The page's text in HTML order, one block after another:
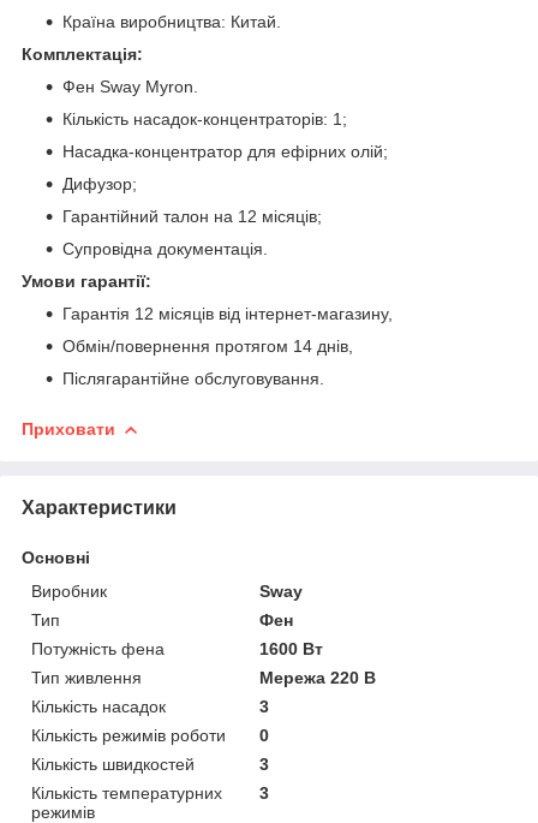
Країна виробництва: Китай.
Комплектація:
Фен Sway Myron.
Кількість насадок-концентраторів: 1;
Насадка-концентратор для ефірних олій;
Дифузор;
Гарантійний талон на 12 місяців;
Супровідна документація.
Умови гарантії:
Гарантія 12 місяців від інтернет-магазину,
Обмін/повернення протягом 14 днів,
Післягарантійне обслуговування.
Приховати
Характеристики
Основні
Виробник
Sway
Тип
Фен
Потужність фена
1600 Вт
Тип живлення
Мережа 220 В
Кількість насадок
3
Кількість режимів роботи
0
Кількість швидкостей
3
Кількість температурних
режимів
3